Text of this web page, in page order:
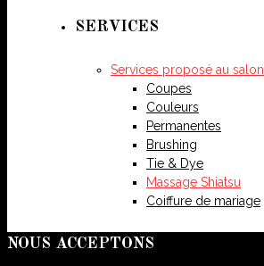
SERVICES
Services proposé au salon
Coupes
Couleurs
Permanentes
Brushing
Tie & Dye
Massage Shiatsu
Coiffure de mariage
NOUS ACCEPTONS